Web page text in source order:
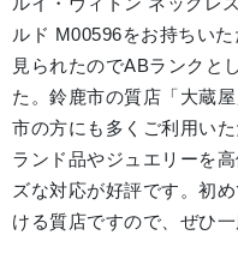
ルド M00596をお持ちい
見られたのでABランクと
た。鈴鹿市の質店「大蔵
市の方にも多くご利用い
ランド品やジュエリーを
ズな対応が好評です。初
ける質店ですので、ぜひ一